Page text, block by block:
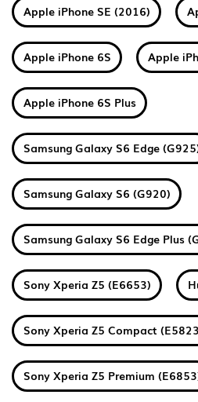
Apple iPhone SE (2016)
Apple iPhone 6S Apple
Apple iPhone 6S Plus
Samsung Galaxy S6 Edge
Samsung Galaxy S6 (G920)
Samsung Galaxy S6 Edge Plus
Sony Xperia Z5 (E6653)
Sony Xperia Z5 Compact
Sony Xperia Z5 Premium